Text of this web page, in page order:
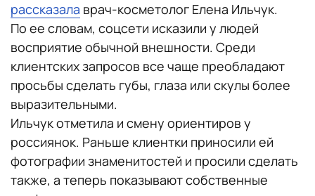
рассказала врач-косметолог Елена Ильчук.
По ее словам, соцсети исказили у людей
восприятие обычной внешности. Среди
клиентских запросов все чаще преобладают
просьбы сделать губы, глаза или скулы более
выразительными.
Ильчук отметила и смену ориентиров у
россиянок. Раньше клиентки приносили ей
фотографии знаменитостей и просили сделать
также, а теперь показывают собственные